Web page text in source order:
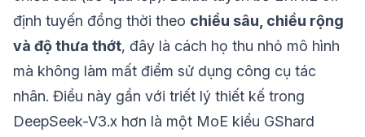
định tuyến đồng thời theo chiều sâu, chiều rộng
và độ thưa thớt, đây là cách họ thu nhỏ mô hình
mà không làm mất điểm sử dụng công cụ tác
nhân. Điều này gần với triết lý thiết kế trong
DeepSeek-V3.x hơn là một MoE kiểu GShard